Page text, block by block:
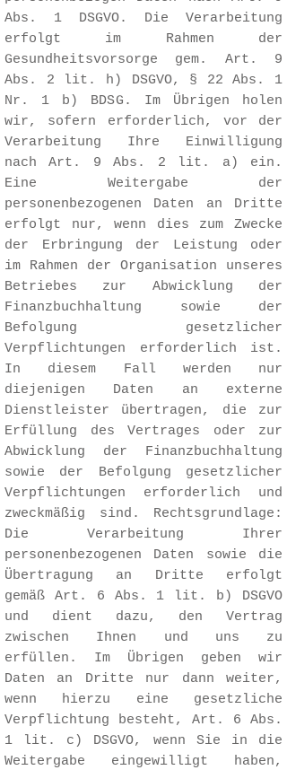
Abs. 1 DSGVO. Die Verarbeitung
erfolgt im Rahmen der
Gesundheitsvorsorge gem. Art. 9
Abs. 2 lit. h) DSGVO, § 22 Abs. 1
Nr. 1 b) BDSG. Im Übrigen holen
wir, sofern erforderlich, vor der
Verarbeitung Ihre Einwilligung
nach Art. 9 Abs. 2 lit. a) ein.
Eine Weitergabe der
personenbezogenen Daten an Dritte
erfolgt nur, wenn dies zum Zwecke
der Erbringung der Leistung oder
im Rahmen der Organisation unseres
Betriebes zur Abwicklung der
Finanzbuchhaltung sowie der
Befolgung gesetzlicher
Verpflichtungen erforderlich ist.
In diesem Fall werden nur
diejenigen Daten an externe
Dienstleister übertragen, die zur
Erfüllung des Vertrages oder zur
Abwicklung der Finanzbuchhaltung
sowie der Befolgung gesetzlicher
Verpflichtungen erforderlich und
zweckmäßig sind. Rechtsgrundlage:
Die Verarbeitung Ihrer
personenbezogenen Daten sowie die
Übertragung an Dritte erfolgt
gemäß Art. 6 Abs. 1 lit. b) DSGVO
und dient dazu, den Vertrag
zwischen Ihnen und uns zu
erfüllen. Im Übrigen geben wir
Daten an Dritte nur dann weiter,
wenn hierzu eine gesetzliche
Verpflichtung besteht, Art. 6 Abs.
1 lit. c) DSGVO, wenn Sie in die
Weitergabe eingewilligt haben,